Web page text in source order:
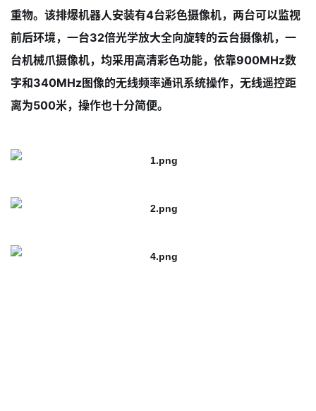
重物。该排爆机器人安装有4台彩色摄像机，两台可以监视
前后环境，一台32倍光学放大全向旋转的云台摄像机，一
台机械爪摄像机，均采用高清彩色功能，依靠900MHz数
字和340MHz图像的无线频率通讯系统操作，无线遥控距
离为500米，操作也十分简便。